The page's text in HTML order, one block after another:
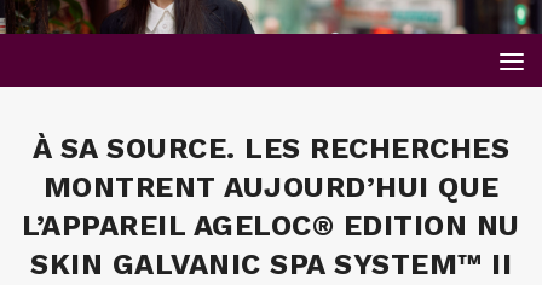
À SA SOURCE. LES RECHERCHES
MONTRENT AUJOURD’HUI QUE
L’APPAREIL AGELOC® EDITION NU
SKIN GALVANIC SPA SYSTEM™ II